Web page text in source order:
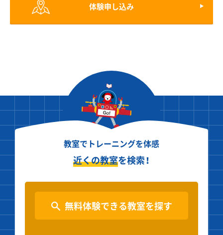
体験申し込み
教室でトレーニングを体感
近くの教室を検索！
無料体験できる教室を探す